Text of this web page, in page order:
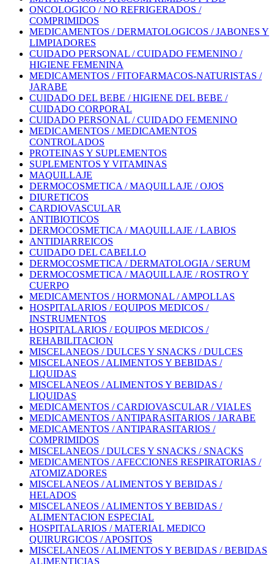
ONCOLOGICO / NO REFRIGERADOS /
COMPRIMIDOS
MEDICAMENTOS / DERMATOLOGICOS / JABONES Y
LIMPIADORES
CUIDADO PERSONAL / CUIDADO FEMENINO /
HIGIENE FEMENINA
MEDICAMENTOS / FITOFARMACOS-NATURISTAS /
JARABE
CUIDADO DEL BEBE / HIGIENE DEL BEBE /
CUIDADO CORPORAL
CUIDADO PERSONAL / CUIDADO FEMENINO
MEDICAMENTOS / MEDICAMENTOS
CONTROLADOS
PROTEINAS Y SUPLEMENTOS
SUPLEMENTOS Y VITAMINAS
MAQUILLAJE
DERMOCOSMETICA / MAQUILLAJE / OJOS
DIURETICOS
CARDIOVASCULAR
ANTIBIOTICOS
DERMOCOSMETICA / MAQUILLAJE / LABIOS
ANTIDIARREICOS
CUIDADO DEL CABELLO
DERMOCOSMETICA / DERMATOLOGIA / SERUM
DERMOCOSMETICA / MAQUILLAJE / ROSTRO Y
CUERPO
MEDICAMENTOS / HORMONAL / AMPOLLAS
HOSPITALARIOS / EQUIPOS MEDICOS /
INSTRUMENTOS
HOSPITALARIOS / EQUIPOS MEDICOS /
REHABILITACION
MISCELANEOS / DULCES Y SNACKS / DULCES
MISCELANEOS / ALIMENTOS Y BEBIDAS /
LIQUIDAS
MISCELANEOS / ALIMENTOS Y BEBIDAS /
LIQUIDAS
MEDICAMENTOS / CARDIOVASCULAR / VIALES
MEDICAMENTOS / ANTIPARASITARIOS / JARABE
MEDICAMENTOS / ANTIPARASITARIOS /
COMPRIMIDOS
MISCELANEOS / DULCES Y SNACKS / SNACKS
MEDICAMENTOS / AFECCIONES RESPIRATORIAS /
ATOMIZADORES
MISCELANEOS / ALIMENTOS Y BEBIDAS /
HELADOS
MISCELANEOS / ALIMENTOS Y BEBIDAS /
ALIMENTACION ESPECIAL
HOSPITALARIOS / MATERIAL MEDICO
QUIRURGICOS / APOSITOS
MISCELANEOS / ALIMENTOS Y BEBIDAS / BEBIDAS
ALIMENTICIAS